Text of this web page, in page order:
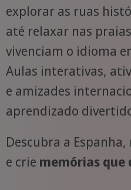
explorar as ruas
até relaxar nas
vivenciam o idioma
Aulas interativas,
e amizades
aprendizado
Descubra a
e crie memórias